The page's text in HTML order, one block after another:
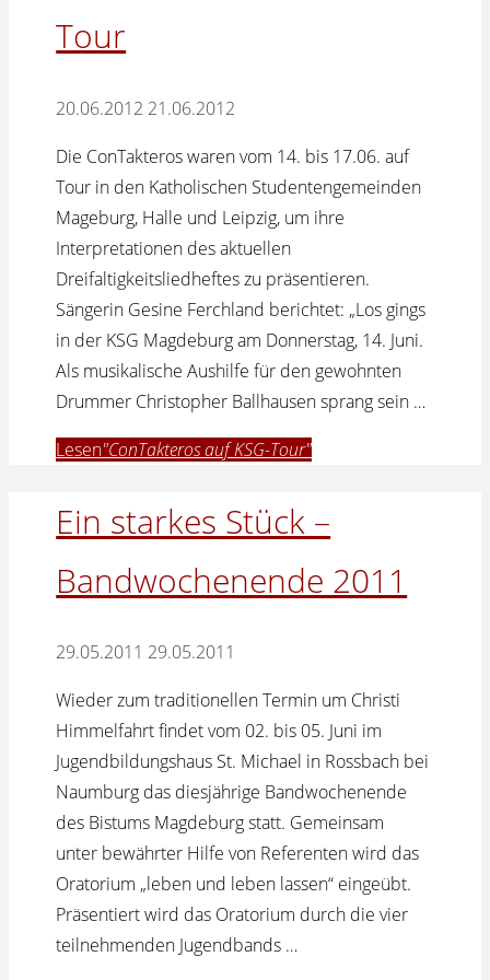
Tour
20.06.2012 21.06.2012
Die ConTakteros waren vom 14. bis 17.06. auf
Tour in den Katholischen Studentengemeinden
Mageburg, Halle und Leipzig, um ihre
Interpretationen des aktuellen
Dreifaltigkeitsliedheftes zu präsentieren.
Sängerin Gesine Ferchland berichtet: „Los gings
in der KSG Magdeburg am Donnerstag, 14. Juni.
Als musikalische Aushilfe für den gewohnten
Drummer Christopher Ballhausen sprang sein …
Lesen"ConTakteros auf KSG-Tour"
Ein starkes Stück –
Bandwochenende 2011
29.05.2011 29.05.2011
Wieder zum traditionellen Termin um Christi
Himmelfahrt findet vom 02. bis 05. Juni im
Jugendbildungshaus St. Michael in Rossbach bei
Naumburg das diesjährige Bandwochenende
des Bistums Magdeburg statt. Gemeinsam
unter bewährter Hilfe von Referenten wird das
Oratorium „leben und leben lassen“ eingeübt.
Präsentiert wird das Oratorium durch die vier
teilnehmenden Jugendbands …